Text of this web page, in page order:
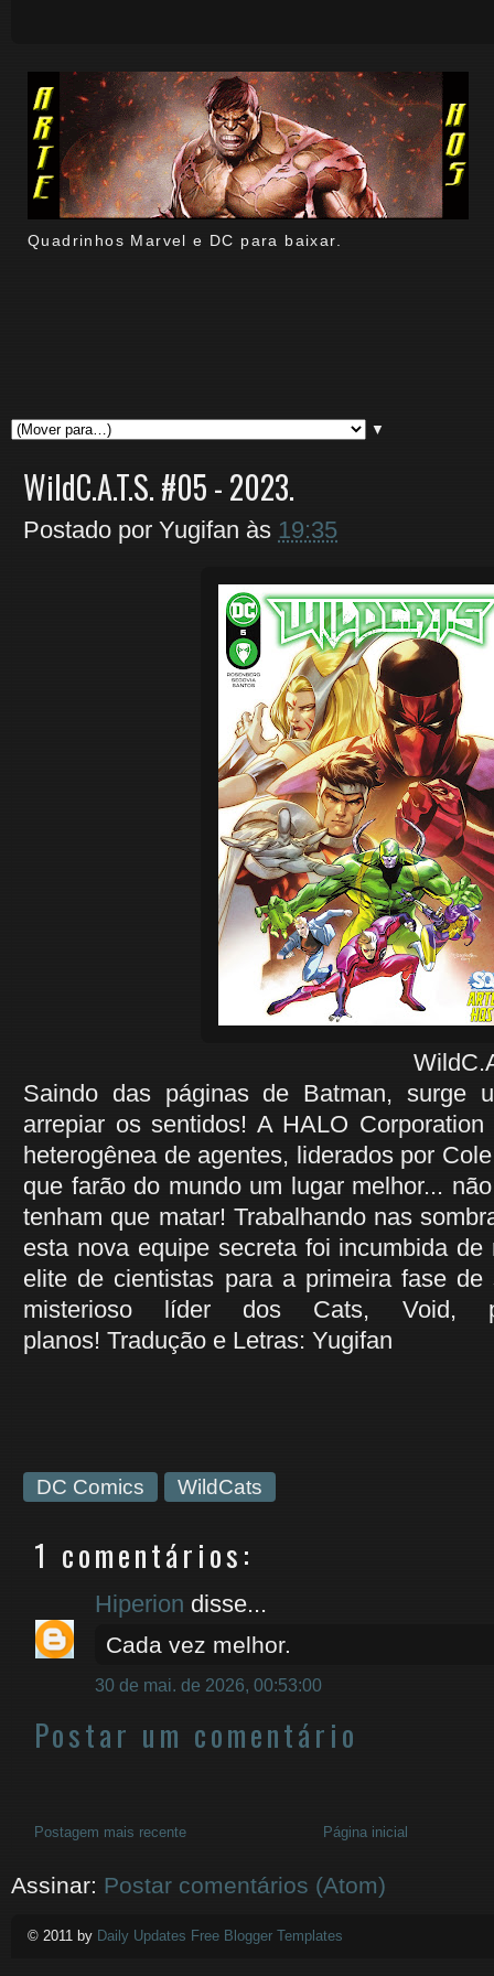
Quadrinhos Marvel e DC para baixar.
▼
WildC.A.T.S. #05 - 2023.
Postado por Yugifan às 19:35
WildC.A.T.S. #05
Saindo das páginas de Batman, surge
arrepiar os sentidos! A HALO
heterogênea de agentes, liderados por
que farão do mundo um lugar melhor...
tenham que matar! Trabalhando nas
esta nova equipe secreta foi incumbida
elite de cientistas para a primeira fase
misterioso líder dos Cats, Void,
planos! Tradução e Letras: Yugifan
DC Comics WildCats
1 comentários:
Hiperion disse...
Cada vez melhor.
30 de mai. de 2026, 00:53:00
Postar um comentário
Postagem mais recente Página inicial
Assinar: Postar comentários (Atom)
© 2011 by Daily Updates Free Blogger Templates